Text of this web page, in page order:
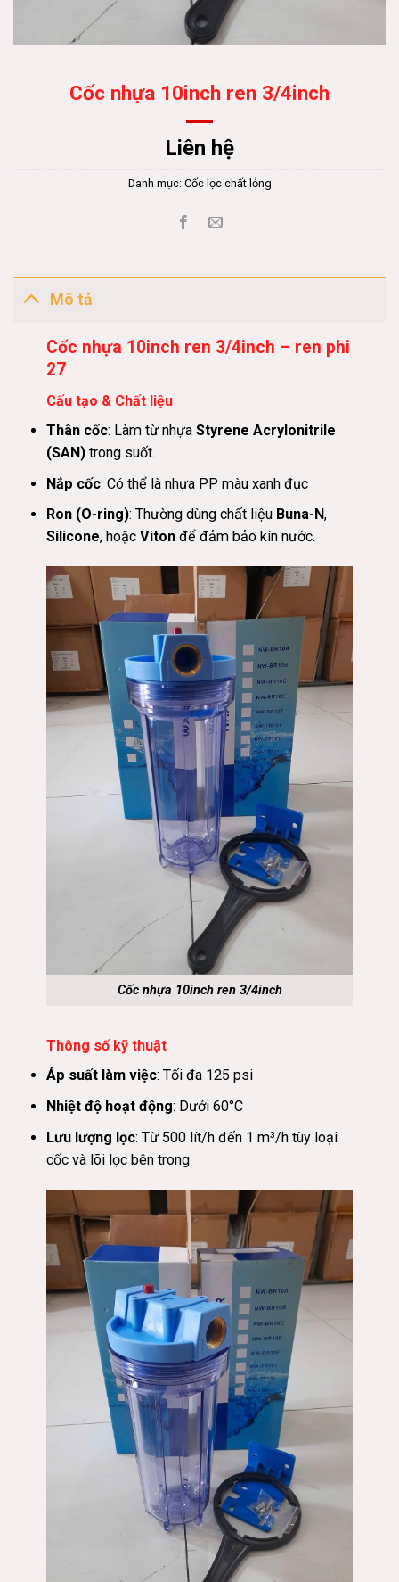
Cốc nhựa 10inch ren 3/4inch
Liên hệ
Danh mục: Cốc lọc chất lỏng
Mô tả
Cốc nhựa 10inch ren 3/4inch – ren phi
27
Cấu tạo & Chất liệu
Thân cốc: Làm từ nhựaStyrene Acrylonitrile
(SAN) trong suốt.
Nắp cốc: Có thể là nhựa PP màu xanh đục
Ron (O-ring):Thường dùng chất liệu Buna-N,
Silicone, hoặcViton để đảm bảo kín nước.
Cốc nhựa 10inch ren 3/4inch
Thông số kỹ thuật
Áp suất làm việc: Tối đa 125 psi
Nhiệt độ hoạt động: Dưới 60°C
Lưu lượng lọc: Từ 500 lít/h đến 1 m³/h tùy loại
cốc và lõi lọc bên trong